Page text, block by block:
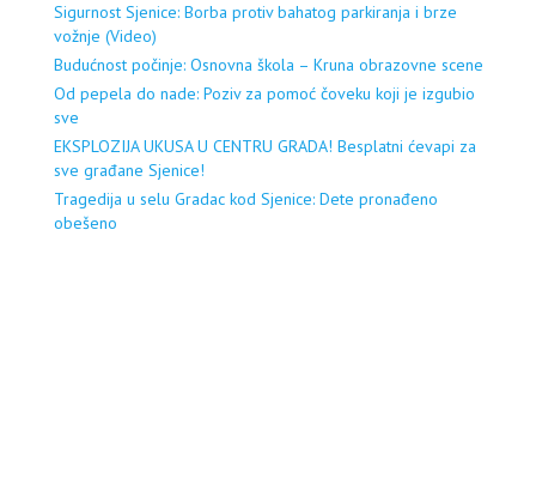
Sigurnost Sjenice: Borba protiv bahatog parkiranja i brze
vožnje (Video)
Budućnost počinje: Osnovna škola – Kruna obrazovne scene
Od pepela do nade: Poziv za pomoć čoveku koji je izgubio
sve
EKSPLOZIJA UKUSA U CENTRU GRADA! Besplatni ćevapi za
sve građane Sjenice!
Tragedija u selu Gradac kod Sjenice: Dete pronađeno
obešeno